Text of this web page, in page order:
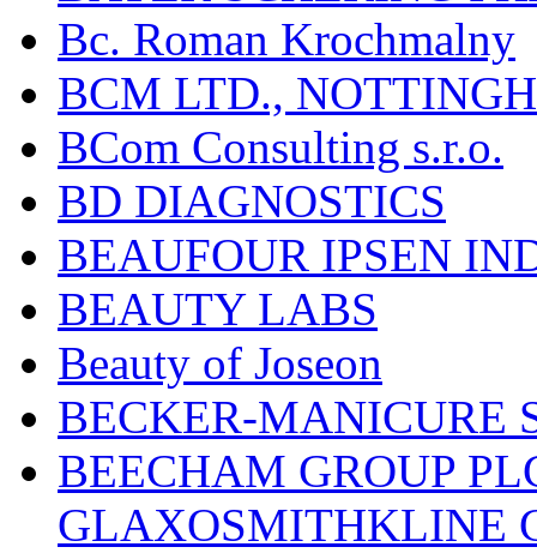
Bc. Roman Krochmalny
BCM LTD.,
BCom Consulting s.r.o.
BD DIAGNOSTICS
BEAUFOUR IPSEN
BEAUTY LABS
Beauty of Joseon
BECKER-MANICURE
BEECHAM GROUP
GLAXOSMITHKLINE